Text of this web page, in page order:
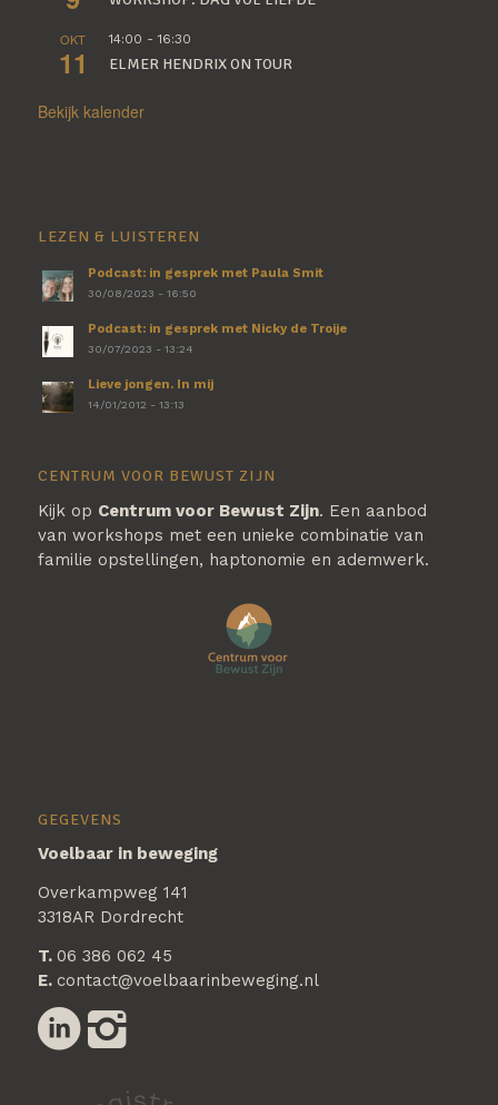
OKT
11
14:00 - 16:30
ELMER HENDRIX ON TOUR
Bekijk kalender
LEZEN & LUISTEREN
Podcast: in gesprek met Paula Smit
30/08/2023 - 16:50
Podcast: in gesprek met Nicky de Troije
30/07/2023 - 13:24
Lieve jongen. In mij
14/01/2012 - 13:13
CENTRUM VOOR BEWUST ZIJN
Kijk op Centrum voor Bewust Zijn. Een aanbod
van workshops met een unieke combinatie van
familie opstellingen, haptonomie en ademwerk.
GEGEVENS
Voelbaar in beweging
Overkampweg 141
3318AR Dordrecht
T. 06 386 062 45
E. contact@voelbaarinbeweging.nl